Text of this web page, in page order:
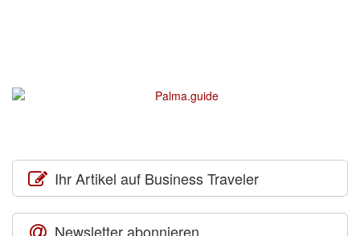
Ihr Artikel auf Business Traveler
Newsletter abonnieren